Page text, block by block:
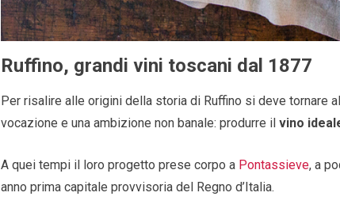
Ruffino, grandi vini toscani dal 1877
Per risalire alle origini della storia di Ruffino si deve tornare al
vocazione e una ambizione non banale: produrre ilvino
A quei tempi il loro progetto prese corpo a Pontassieve, a
anno prima capitale provvisoria del Regno d’Italia.